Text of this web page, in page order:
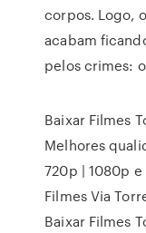
corpos. Logo,
acabam
pelos crimes:
Baixar Filmes
Melhores
720p | 1080p
Filmes Via
Baixar Filmes